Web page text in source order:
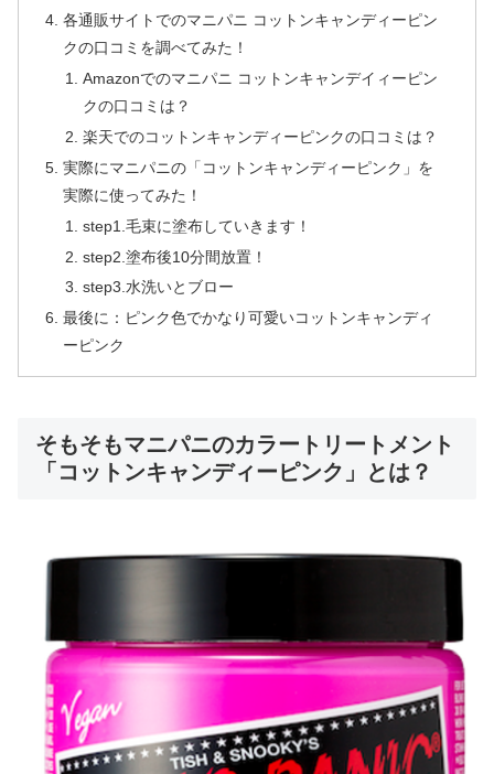
各通販サイトでのマニパニ コットンキャンディーピン
クの口コミを調べてみた！
Amazonでのマニパニ コットンキャンデイィーピン
クの口コミは？
楽天でのコットンキャンディーピンクの口コミは？
実際にマニパニの「コットンキャンディーピンク」を
実際に使ってみた！
step1.毛束に塗布していきます！
step2.塗布後10分間放置！
step3.水洗いとブロー
最後に：ピンク色でかなり可愛いコットンキャンディ
ーピンク
そもそもマニパニのカラートリートメント
「コットンキャンディーピンク」とは？